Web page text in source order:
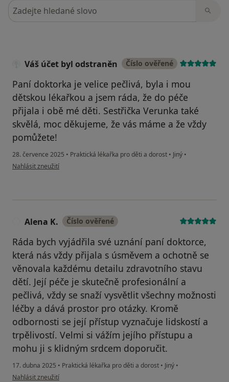
Hledejte v názorech
Váš účet byl odstraněn Číslo ověřené
Paní doktorka je velice pečlivá, byla i mou
dětskou lékařkou a jsem ráda, že do péče
přijala i obě mé děti. Sestřička Verunka také
skvělá, moc děkujeme, že vás máme a že vždy
pomůžete!
28. července 2025 • Praktická lékařka pro děti a dorost • Jiný •
podle názoru uživatele Váš účet byl odstraněn
Nahlásit zneužití
Alena K. Číslo ověřené
Ráda bych vyjádřila své uznání paní doktorce,
která nás vždy přijala s úsměvem a ochotně se
věnovala každému detailu zdravotního stavu
dětí. Její péče je skutečně profesionální a
pečlivá, vždy se snaží vysvětlit všechny možnosti
léčby a dává prostor pro otázky. Kromě
odbornosti se její přístup vyznačuje lidskostí a
trpělivostí. Velmi si vážím jejího přístupu a
mohu ji s klidným srdcem doporučit.
17. dubna 2025 • Praktická lékařka pro děti a dorost • Jiný •
podle názoru uživatele Alena K.
Nahlásit zneužití